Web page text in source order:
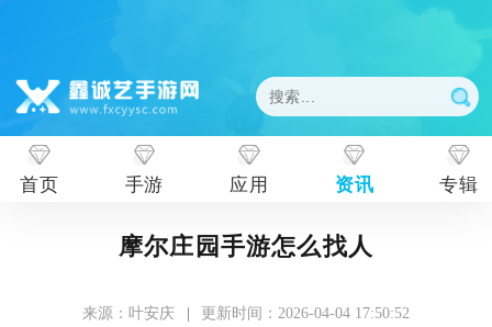
首页 手游 应用 资讯 专辑
摩尔庄园手游怎么找人
来源：叶安庆 | 更新时间：2026-04-04 17:50:52